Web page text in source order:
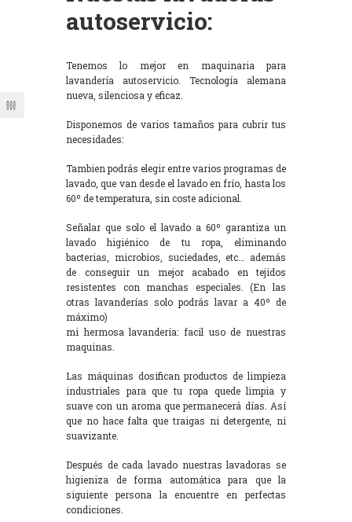
autoservicio:
Tenemos lo mejor en maquinaria para
lavandería autoservicio. Tecnología alemana
nueva, silenciosa y eficaz.
Disponemos de varios tamaños para cubrir tus
necesidades:
Tambien podrás elegir entre varios programas de
lavado, que van desde el lavado en frío, hasta los
60º de temperatura, sin coste adicional.
Señalar que solo el lavado a 60º garantiza un
lavado higiénico de tu ropa, eliminando
bacterias, microbios, suciedades, etc… además
de conseguir un mejor acabado en tejidos
resistentes con manchas especiales. (En las
otras lavanderías solo podrás lavar a 40º de
máximo)
mi hermosa lavandería: facil uso de nuestras
maquinas.
Las máquinas dosifican productos de limpieza
industriales para que tu ropa quede limpia y
suave con un aroma que permanecerá días. Así
que no hace falta que traigas ni detergente, ni
suavizante.
Después de cada lavado nuestras lavadoras se
higieniza de forma automática para que la
siguiente persona la encuentre en perfectas
condiciones.